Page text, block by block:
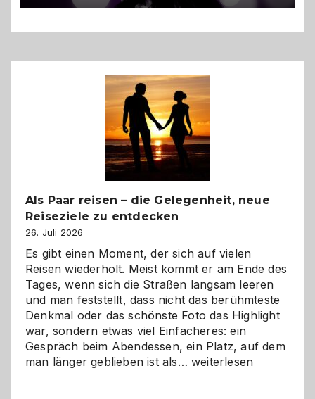
Als Paar reisen – die Gelegenheit, neue
Reiseziele zu entdecken
26. Juli 2026
Es gibt einen Moment, der sich auf vielen
Reisen wiederholt. Meist kommt er am Ende des
Tages, wenn sich die Straßen langsam leeren
und man feststellt, dass nicht das berühmteste
Denkmal oder das schönste Foto das Highlight
war, sondern etwas viel Einfacheres: ein
Gespräch beim Abendessen, ein Platz, auf dem
man länger geblieben ist als… Als
weiterlesen